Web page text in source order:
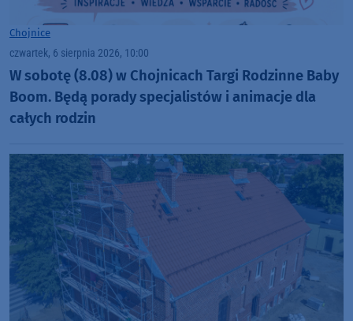
Chojnice
czwartek, 6 sierpnia 2026, 10:00
W sobotę (8.08) w Chojnicach Targi Rodzinne Baby
Boom. Będą porady specjalistów i animacje dla
całych rodzin